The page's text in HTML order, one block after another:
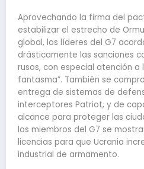
Aprovechando la firma del
estabilizar el estrecho de
global, los líderes del G7
drásticamente las sanciones
rusos, con especial atención a
fantasma”. También se
entrega de sistemas de
interceptores Patriot, y de
alcance para proteger las
los miembros del G7 se
licencias para que Ucrania
industrial de armamento.